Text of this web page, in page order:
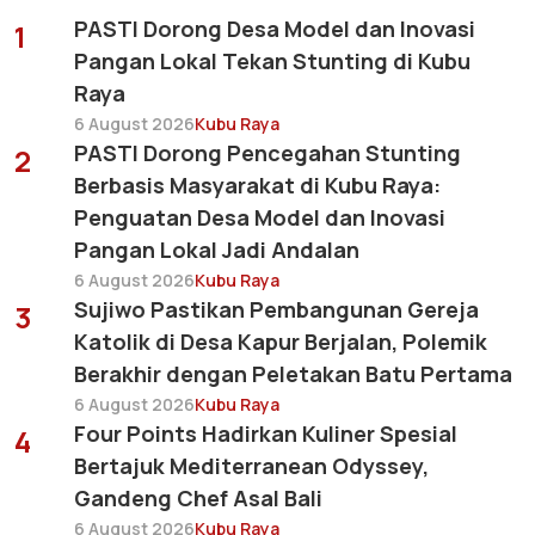
1
PASTI Dorong Desa Model dan Inovasi
Pangan Lokal Tekan Stunting di Kubu
Raya
6 August 2026Kubu Raya
2
PASTI Dorong Pencegahan Stunting
Berbasis Masyarakat di Kubu Raya:
Penguatan Desa Model dan Inovasi
Pangan Lokal Jadi Andalan
6 August 2026Kubu Raya
3
Sujiwo Pastikan Pembangunan Gereja
Katolik di Desa Kapur Berjalan, Polemik
Berakhir dengan Peletakan Batu Pertama
6 August 2026Kubu Raya
4
Four Points Hadirkan Kuliner Spesial
Bertajuk Mediterranean Odyssey,
Gandeng Chef Asal Bali
6 August 2026Kubu Raya